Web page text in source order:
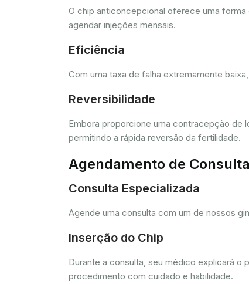
O chip anticoncepcional oferece uma
agendar injeções mensais.
Eficiência
Com uma taxa de falha extremamente
Reversibilidade
Embora proporcione uma contracepção de
permitindo a rápida reversão da fertilidade.
Agendamento de
Consulta Especializada
Agende uma consulta com um de nossos
Inserção do Chip
Durante a consulta, seu médico explicará
procedimento com cuidado e habilidade.